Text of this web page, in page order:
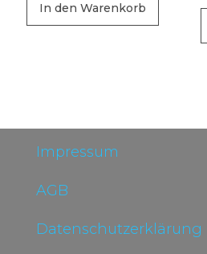
In den Warenkorb
Impressum
AGB
Datenschutzerklärung